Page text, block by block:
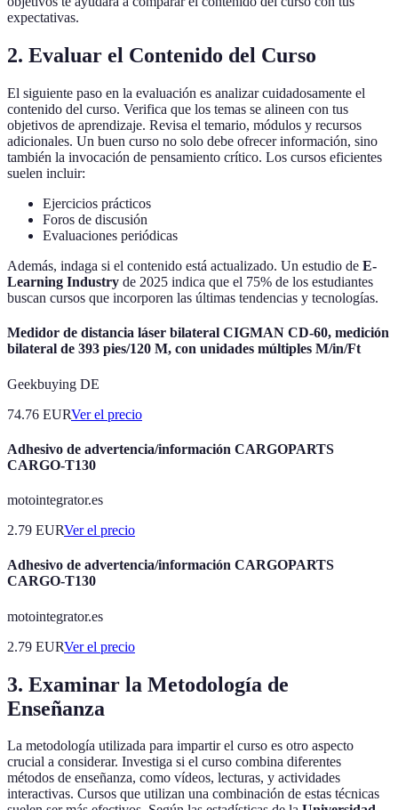
expectativas.
2. Evaluar el Contenido del Curso
El siguiente paso en la evaluación es analizar cuidadosamente el
contenido del curso. Verifica que los temas se alineen con tus
objetivos de aprendizaje. Revisa el temario, módulos y recursos
adicionales. Un buen curso no solo debe ofrecer información, sino
también la invocación de pensamiento crítico. Los cursos eficientes
suelen incluir:
Ejercicios prácticos
Foros de discusión
Evaluaciones periódicas
Además, indaga si el contenido está actualizado. Un estudio de E-
Learning Industry de 2025 indica que el 75% de los estudiantes
buscan cursos que incorporen las últimas tendencias y tecnologías.
Medidor de distancia láser bilateral CIGMAN CD-60, medición
bilateral de 393 pies/120 M, con unidades múltiples M/in/Ft
Geekbuying DE
74.76 EURVer el precio
Adhesivo de advertencia/información CARGOPARTS
CARGO-T130
motointegrator.es
2.79 EURVer el precio
Adhesivo de advertencia/información CARGOPARTS
CARGO-T130
motointegrator.es
2.79 EURVer el precio
3. Examinar la Metodología de
Enseñanza
La metodología utilizada para impartir el curso es otro aspecto
crucial a considerar. Investiga si el curso combina diferentes
métodos de enseñanza, como vídeos, lecturas, y actividades
interactivas. Cursos que utilizan una combinación de estas técnicas